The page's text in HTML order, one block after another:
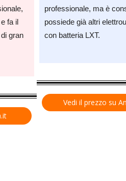
fa il
gran
professionale, ma è
possiede già altri
con batteria LXT.
Vedi il prezzo su